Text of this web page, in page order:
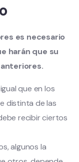
es necesario
harán que su
que en los
distinta de las
recibir ciertos
algunos la